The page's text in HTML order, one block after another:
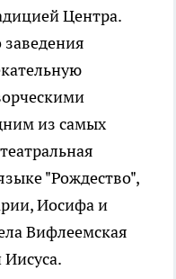
Центра.
заведения
из самых
"Рождество",
Иосифа и
Вифлеемская